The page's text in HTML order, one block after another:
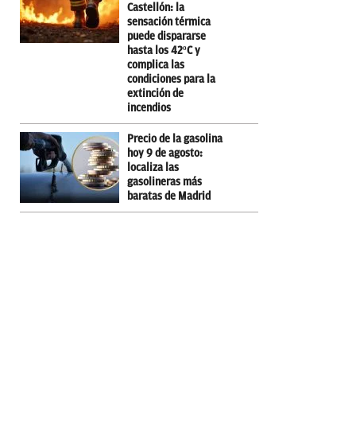
Castellón: la
sensación térmica
puede dispararse
hasta los 42ºC y
complica las
condiciones para la
extinción de
incendios
Precio de la gasolina
hoy 9 de agosto:
localiza las
gasolineras más
baratas de Madrid